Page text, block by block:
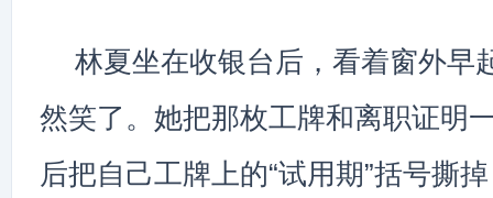
林夏坐在收银台后，看着窗外早
然笑了。她把那枚工牌和离职证明
后把自己工牌上的“试用期”括号撕